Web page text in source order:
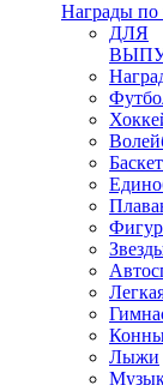
Награды по
ДЛЯ
Лыжи